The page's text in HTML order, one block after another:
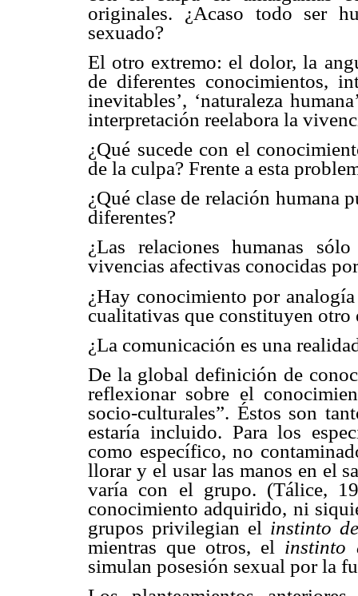
originales. ¿Acaso todo ser
sexuado?
El otro extremo: el dolor, la
de diferentes conocimientos,
inevitables’, ‘naturaleza
interpretación reelabora la
¿Qué sucede con el
de la culpa? Frente a esta
¿Qué clase de relación humana
diferentes?
¿Las relaciones humanas
vivencias afectivas conocidas
¿Hay conocimiento por
cualitativas que constituyen otro
¿La comunicación es una
De la global definición de
reflexionar sobre el
socio-culturales”. Éstos son
estaría incluido. Para los
como específico, no
llorar y el usar las manos en el
varía con el grupo. (Tálice,
conocimiento adquirido, ni
grupos privilegian el instinto
mientras que otros, el instinto
simulan posesión sexual por la